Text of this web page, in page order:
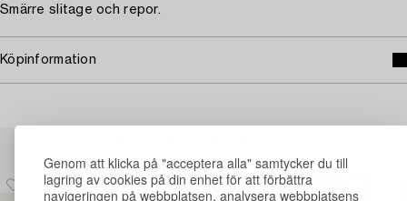
Genom att klicka på "acceptera alla" samtycker du till
lagring av cookies på din enhet för att förbättra
navigeringen på webbplatsen, analysera webbplatsens
Smärre slitage och repor.
Köpinformation